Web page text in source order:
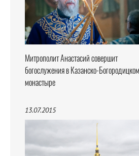
Митрополит Анастасий совершит
богослужения в Казанско-Богородицком
монастыре
13.07.2015